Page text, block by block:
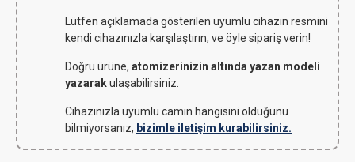
Lütfen açıklamada gösterilen uyumlu cihazın resmini
kendi cihazınızla karşılaştırın, ve öyle sipariş verin!
Doğru ürüne, atomizerinizin altında yazan modeli
yazarakulaşabilirsiniz.
Cihazınızla uyumlu camın hangisini olduğunu
bilmiyorsanız, bizimle iletişim kurabilirsiniz.